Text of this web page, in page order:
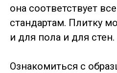
она соответствует
стандартам. Плитку
и для пола и для стен.
Ознакомиться с